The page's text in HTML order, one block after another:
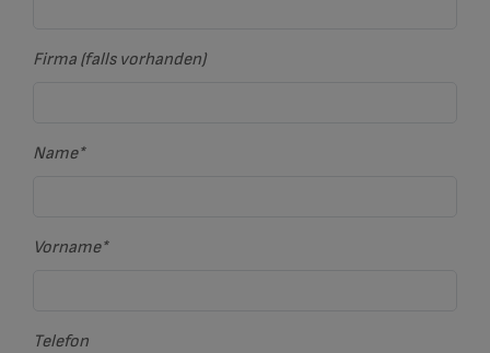
Firma (falls vorhanden)
Name*
Vorname*
Telefon